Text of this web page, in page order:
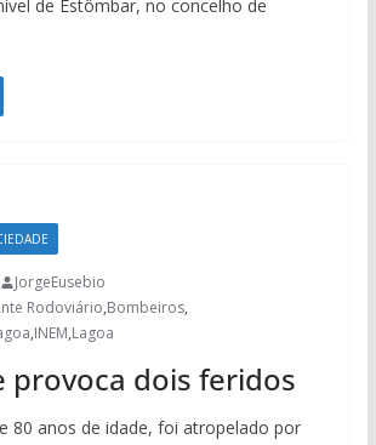
de Estômbar, no concelho de
JorgeEusebio
Rodoviário,Bombeiros,
,INEM,Lagoa
provoca dois feridos
80 anos de idade, foi atropelado por